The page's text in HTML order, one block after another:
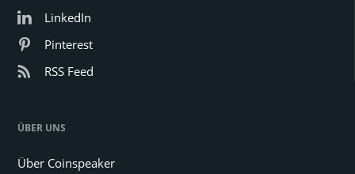
LinkedIn
Pinterest
RSS Feed
ÜBER UNS
Über Coinspeaker